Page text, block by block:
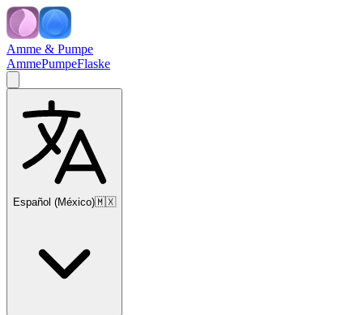
Amme & Pumpe
AmmePumpeFlaske
Español (México)🇲🇽